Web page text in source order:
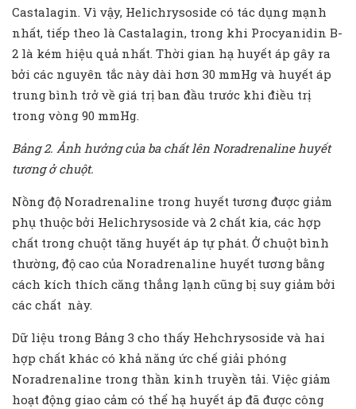
Castalagin. Vì vậy, Helichrysoside có tác dụng mạnh
nhất, tiếp theo là Castalagin, trong khi Procyanidin B-
2 là kém hiệu quả nhất. Thời gian hạ huyết áp gây ra
bởi các nguyên tắc này dài hơn 30 mmHg và huyết áp
trung bình trở về giá trị ban đầu trước khi điều trị
trong vòng 90 mmHg.
Bảng 2. Ảnh hưởng của ba chất lên Noradrenaline huyết
tương ở chuột.
Nồng độ Noradrenaline trong huyết tương được giảm
phụ thuộc bởi Helichrysoside và 2 chất kia, các hợp
chất trong chuột tăng huyết áp tự phát. Ở chuột bình
thường, độ cao của Noradrenaline huyết tương bằng
cách kích thích căng thẳng lạnh cũng bị suy giảm bởi
các chất này.
Dữ liệu trong Bảng 3 cho thấy Hehchrysoside và hai
hợp chất khác có khả năng ức chế giải phóng
Noradrenaline trong thần kinh truyền tải. Việc giảm
hoạt động giao cảm có thể hạ huyết áp đã được công